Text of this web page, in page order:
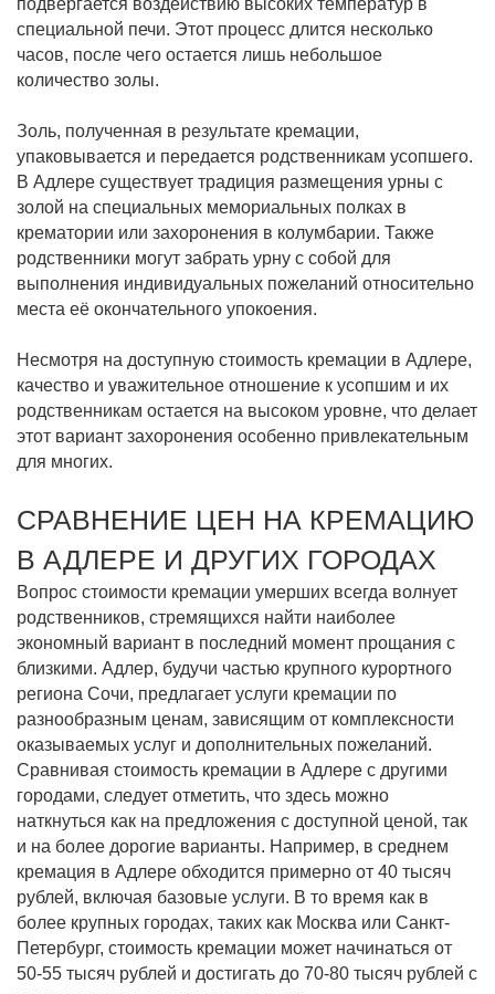
подвергается воздействию высоких температур в
специальной печи. Этот процесс длится несколько
часов, после чего остается лишь небольшое
количество золы.
Золь, полученная в результате кремации,
упаковывается и передается родственникам усопшего.
В Адлере существует традиция размещения урны с
золой на специальных мемориальных полках в
крематории или захоронения в колумбарии. Также
родственники могут забрать урну с собой для
выполнения индивидуальных пожеланий относительно
места её окончательного упокоения.
Несмотря на доступную стоимость кремации в Адлере,
качество и уважительное отношение к усопшим и их
родственникам остается на высоком уровне, что делает
этот вариант захоронения особенно привлекательным
для многих.
СРАВНЕНИЕ ЦЕН НА КРЕМАЦИЮ
В АДЛЕРЕ И ДРУГИХ ГОРОДАХ
Вопрос стоимости кремации умерших всегда волнует
родственников, стремящихся найти наиболее
экономный вариант в последний момент прощания с
близкими. Адлер, будучи частью крупного курортного
региона Сочи, предлагает услуги кремации по
разнообразным ценам, зависящим от комплексности
оказываемых услуг и дополнительных пожеланий.
Сравнивая стоимость кремации в Адлере с другими
городами, следует отметить, что здесь можно
наткнуться как на предложения с доступной ценой, так
и на более дорогие варианты. Например, в среднем
кремация в Адлере обходится примерно от 40 тысяч
рублей, включая базовые услуги. В то время как в
более крупных городах, таких как Москва или Санкт-
Петербург, стоимость кремации может начинаться от
50-55 тысяч рублей и достигать до 70-80 тысяч рублей с